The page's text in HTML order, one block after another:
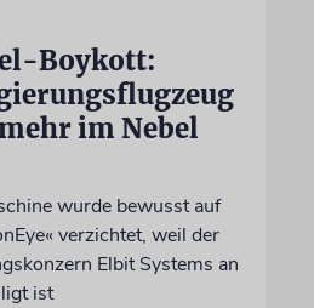
Boykott:
im Nebel
wurde bewusst auf
verzichtet, weil der
Elbit Systems an
ist